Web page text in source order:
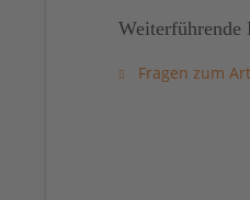
Weiterführende
Fragen zum